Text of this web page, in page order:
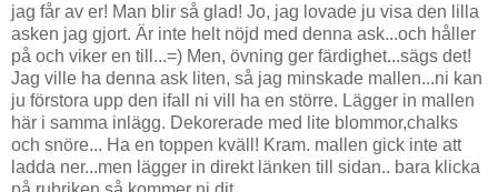
jag får av er! Man blir så glad! Jo, jag lovade ju visa den lilla
asken jag gjort. Är inte helt nöjd med denna ask...och håller
på och viker en till...=) Men, övning ger färdighet...sägs det!
Jag ville ha denna ask liten, så jag minskade mallen...ni kan
ju förstora upp den ifall ni vill ha en större. Lägger in mallen
här i samma inlägg. Dekorerade med lite blommor,chalks
och snöre... Ha en toppen kväll! Kram. mallen gick inte att
ladda ner...men lägger in direkt länken till sidan.. bara klicka